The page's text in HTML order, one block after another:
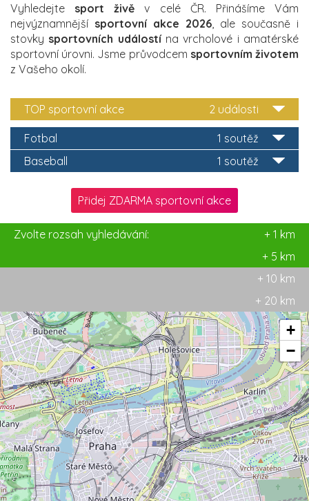
Vyhledejte sport živě v celé ČR. Přinášíme Vám
nejvýznamnější sportovní akce 2026, ale současně i
stovky sportovních událostína vrcholové i amatérské
sportovní úrovni. Jsme průvodcem sportovním životem
z Vašeho okolí.
2 události
TOP sportovní akce
1 soutěž
Fotbal
1 soutěž
Baseball
Přidej ZDARMA sportovní akce
Zvolte rozsah vyhledávání:
+ 1 km
+ 5 km
+ 10 km
+ 20 km
+
−